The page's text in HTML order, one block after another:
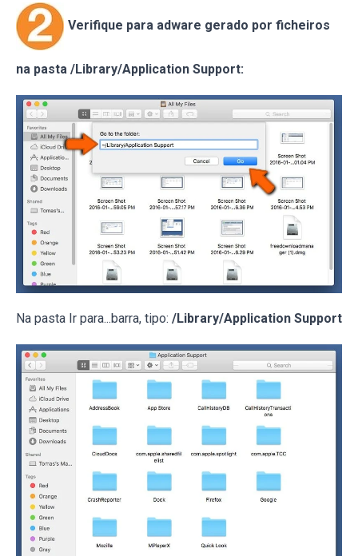
Verifique para adware gerado por ficheiros
na pasta /Library/Application Support:
Na pasta Ir para...barra, tipo: /Library/Application Support